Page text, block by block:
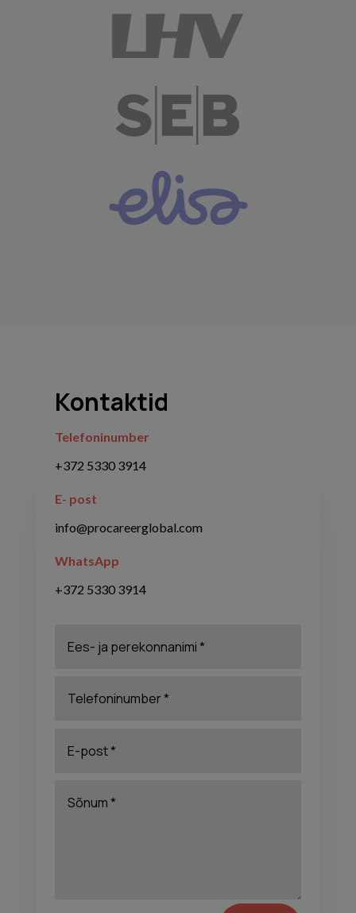
Kontaktid
Telefoninumber
+372 5330 3914
E- post
info@procareerglobal.com
WhatsApp
+372 5330 3914